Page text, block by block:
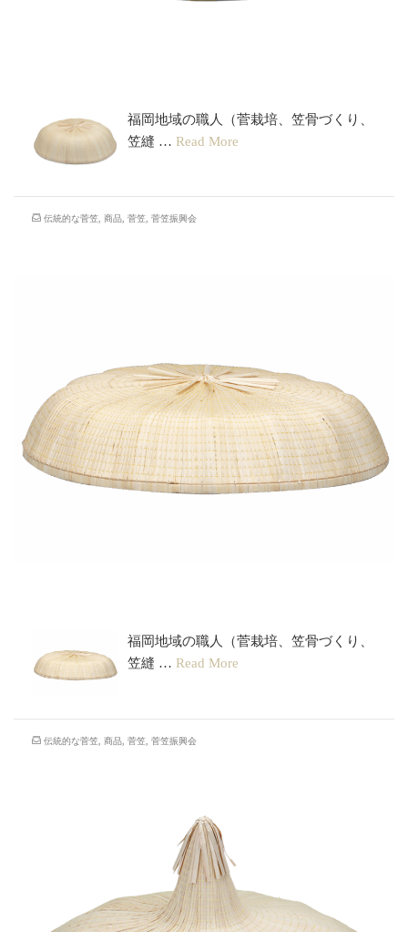
福岡地域の職人（菅栽培、笠骨づくり、
笠縫 … Read More
伝統的な菅笠, 商品, 菅笠, 菅笠振興会
福岡地域の職人（菅栽培、笠骨づくり、
笠縫 … Read More
伝統的な菅笠 商品 菅笠 菅笠振興会